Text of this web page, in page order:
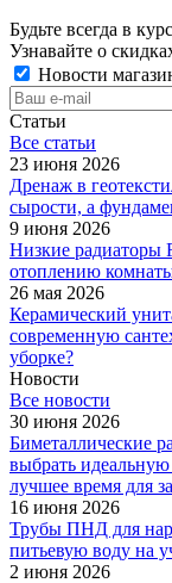
Будьте всегда в
Узнавайте о
Новости
Статьи
Все cтатьи
23 июня 2026
Дренаж в
сырости, а
9 июня 2026
Низкие радиаторы
отоплению
26 мая 2026
Керамический
современную
уборке?
Новости
Все новости
30 июня 2026
Биметаллические
выбрать
лучшее время для
16 июня 2026
Трубы ПНД для
питьевую воду на
2 июня 2026